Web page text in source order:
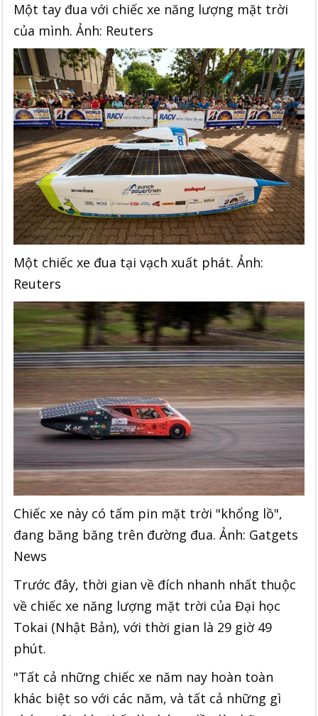
Một tay đua với chiếc xe năng lượng mặt trời
của mình. Ảnh: Reuters
Một chiếc xe đua tại vạch xuất phát. Ảnh:
Reuters
Chiếc xe này có tấm pin mặt trời "khổng lồ",
đang băng băng trên đường đua. Ảnh: Gatgets
News
Trước đây, thời gian về đích nhanh nhất thuộc
về chiếc xe năng lượng mặt trời của Đại học
Tokai (Nhật Bản), với thời gian là 29 giờ 49
phút.
"Tất cả những chiếc xe năm nay hoàn toàn
khác biệt so với các năm, và tất cả những gì